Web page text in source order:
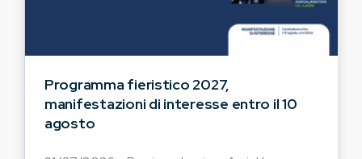
Programma fieristico 2027,
manifestazioni di interesse entro il 10
agosto